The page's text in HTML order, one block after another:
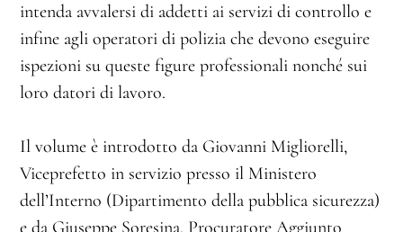
intenda avvalersi di addetti ai servizi di controllo e
infine agli operatori di polizia che devono eseguire
ispezioni su queste figure professionali nonché sui
loro datori di lavoro.
Il volume è introdotto da Giovanni Migliorelli,
Viceprefetto in servizio presso il Ministero
dell’Interno (Dipartimento della pubblica sicurezza)
e da Giuseppe Soresina, Procuratore Aggiunto